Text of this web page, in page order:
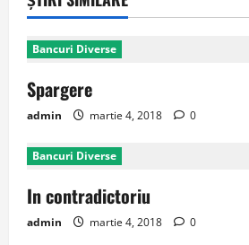
Bancuri Diverse
Spargere
admin martie 4, 2018 0
Bancuri Diverse
In contradictoriu
admin martie 4, 2018 0